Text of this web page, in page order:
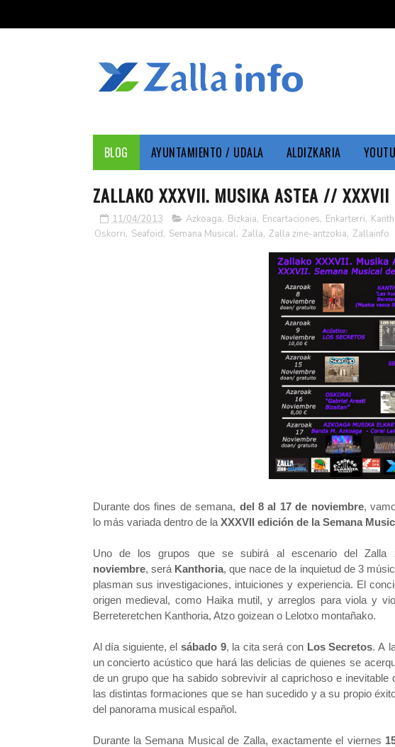
BLOG AYUNTAMIENTO / UDALA ALDIZKARIA
ZALLAKO XXXVII. MUSIKA ASTEA // XXXVII
11/04/2013 Azkoaga, Bizkaia, Encartaciones, Enkarterri,
Oskorri, Seafoid, Semana Musical, Zalla, Zalla zine-antzokia, Zallainfo
Durante dos fines de semana, del 8 al 17 de noviembre,
lo más variada dentro de la XXXVII edición de la Semana
Uno de los grupos que se subirá al escenario del Zalla
noviembre, será Kanthoria, que nace de la inquietud de 3
plasman sus investigaciones, intuiciones y experiencia. El
origen medieval, como Haika mutil, y arreglos para viola y
Berreteretchen Kanthoria, Atzo goizean o Lelotxo montañako.
Al día siguiente, el sábado 9, la cita será con Los Secretos. A
un concierto acústico que hará las delicias de quienes se
de un grupo que ha sabido sobrevivir al caprichoso e
las distintas formaciones que se han sucedido y a su propio
del panorama musical español.
Durante la Semana Musical de Zalla, exactamente el viernes